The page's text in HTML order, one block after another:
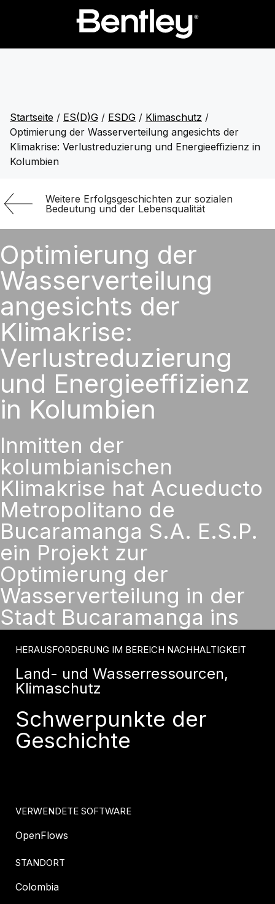
Startseite / ES(D)G / ESDG / Klimaschutz /
Optimierung der Wasserverteilung angesichts der
Klimakrise: Verlustreduzierung und Energieeffizienz in
Kolumbien
Weitere Erfolgsgeschichten zur sozialen
Bedeutung und der Lebensqualität
Optimierung der
Wasserverteilung
angesichts der
Klimakrise:
Verlustreduzierung
und Energieeffizienz
in Kolumbien
Inmitten der
kolumbianischen
Klimakrise hat Acueducto
Metropolitano de
Bucaramanga S.A. E.S.P.
ein Projekt zur
Optimierung der
Wasserverteilung in der
Stadt Bucaramanga ins
Leben gerufen.
HERAUSFORDERUNG IM BEREICH NACHHALTIGKEIT
Land- und Wasserressourcen,
Klimaschutz
Schwerpunkte der
Geschichte
VERWENDETE SOFTWARE
OpenFlows
STANDORT
Colombia